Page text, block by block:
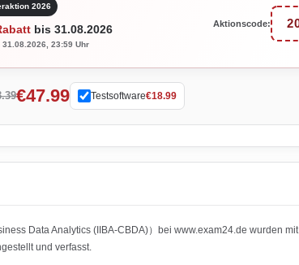
2026
bis 31.08.2026
31.08.2026, 23:59 Uhr
Aktionscode:
€47.99 Testsoftware€18.99
Data Analytics (IIBA-CBDA)）bei www.exam24.de wurden
und verfasst.